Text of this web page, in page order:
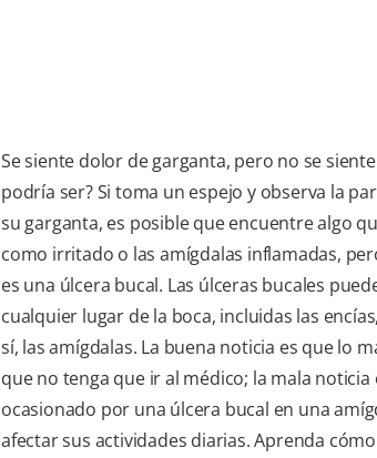
Se siente dolor de garganta, pero no se
podría ser? Si toma un espejo y observa la
su garganta, es posible que encuentre algo
como irritado o las amígdalas inflamadas,
es una úlcera bucal. Las úlceras bucales
cualquier lugar de la boca, incluidas las
sí, las amígdalas. La buena noticia es que lo
que no tenga que ir al médico; la mala
ocasionado por una úlcera bucal en una
afectar sus actividades diarias. Aprenda